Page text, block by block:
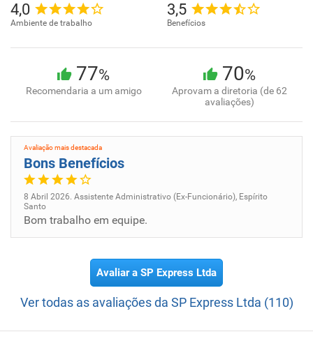
4,0
Ambiente de trabalho
3,5
Benefícios
77%
Recomendaria a um amigo
70%
Aprovam a diretoria (de 62
avaliações)
Avaliação mais destacada
Bons Benefícios
8 Abril 2026. Assistente Administrativo (Ex-Funcionário), Espírito
Santo
Bom trabalho em equipe.
Avaliar a SP Express Ltda
Ver todas as avaliações da SP Express Ltda (110)